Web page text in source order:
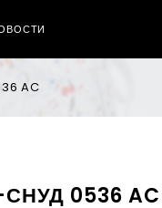
AC
0536 AC